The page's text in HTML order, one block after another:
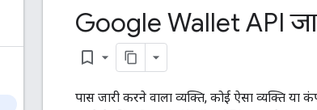
Google Wallet API
bookmark_border
पास जारी करने वाला व्यक्ति, कोई ऐसा व्यक्ति